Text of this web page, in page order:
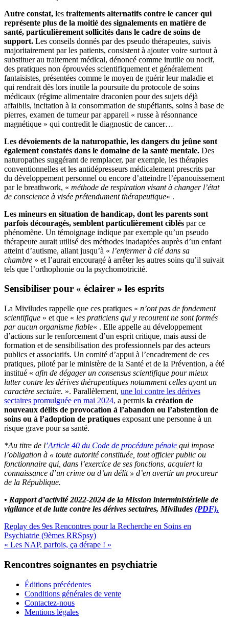
Autre constat, les traitements alternatifs contre le cancer qui
représente plus de la moitié des signalements en matière de
santé, particulièrement sollicités dans le cadre de soins de
support. Les conseils donnés par des pseudo thérapeutes, suivis
majoritairement par les patients, consistent à ajouter voire surtout à
substituer au traitement médical, dénoncé comme inutile ou nocif,
des pratiques non éprouvées scientifiquement et généralement
fantaisistes, présentées comme le moyen de guérir leur maladie et
qui rendrait dès lors inutile la poursuite du protocole de soins
médicaux (régime alimentaire draconien pour des sujets déjà
affaiblis, incitation à la consommation de stupéfiants, soins à base de
pierres, examen de tumeur par appareil « russe à résonnance
magnétique » qui contredit le diagnostic de cancer…
Les dévoiements de la naturopathie, les dangers du jeûne sont
également constatés dans le domaine de la santé mentale. Des
naturopathes suggérant de remplacer, par exemple, les thérapies
conventionnelles et les antidépresseurs médicalement prescrits par
du développement personnel ou encore d’atteindre l’épanouissement
par le breathwork, « méthode de respiration visant à changer l’état
de conscience à visée prétendument thérapeutique« .
Les mineurs en situation de handicap, dont les parents sont
parfois découragés, semblent particulièrement ciblés par ce
phénomène. Un témoignage indique par exemple qu’un pseudo
thérapeute aurait utilisé des méthodes inadaptées auprès d’un enfant
atteint d’autisme, allant jusqu’à « l’enfermer à clé dans sa
chambre » et l’aurait encouragé à arrêter les autres soins qu’il suivait
tels que l’orthophonie ou la psychomotricité.
Sensibiliser pour « éclairer » les esprits
La Miviludes rappelle que ces pratiques « n’ont pas de fondement
scientifique » et que « les praticiens qui y recourent ne sont formés
par aucun organisme fiable« . Elle appelle au développement
d’actions sur le renforcement d’un esprit critique, mais aussi de
formation et de sensibilisation des professionnels par des acteurs
publics et associatifs. Un comité d’appui à l’encadrement de ces
pratiques, piloté par le ministère de la Santé et de la Prévention, a été
institué « afin de dégager un consensus scientifique pour mieux
lutter contre les dérives thérapeutiques notamment celles ayant un
caractère sectaire. ». Parallèlement, une loi contre les dérives
sectaires promulguée en mai 2024, a permis la création de
nouveaux délits de provocation à l’abandon ou l’abstention de
soins ou à l’adoption de pratiques exposant une personne à un
risque grave pour sa santé.
*Au titre de l’Article 40 du Code de procédure pénale qui impose
l’obligation à « toute autorité constituée, tout officier public ou
fonctionnaire qui, dans l’exercice de ses fonctions, acquiert la
connaissance d’un crime ou d’un délit » d’en avertir un procureur
de la République.
• Rapport d’activité 2022-2024 de la Mission interministérielle de
vigilance et de lutte contre les dérives sectaires, Miviludes (PDF).
Replay des 9es Rencontres pour la Recherche en Soins en
Psychiatrie (9èmes RRSpsy)
« Les NAP, parfois, ça dérape ! »
Rencontres soignantes en psychiatrie
Éditions précédentes
Conditions générales de vente
Contactez-nous
Mentions légales